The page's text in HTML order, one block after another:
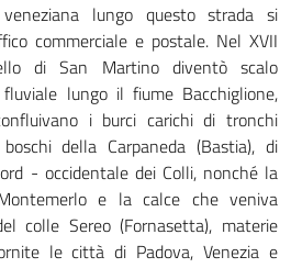
lungo questo strada si
commerciale e postale. Nel XVII
di San Martino diventò scalo
lungo il fiume Bacchiglione,
i burci carichi di tronchi
della Carpaneda (Bastia), di
- occidentale dei Colli, nonché la
e la calce che veniva
colle Sereo (Fornasetta), materie
le città di Padova, Venezia e